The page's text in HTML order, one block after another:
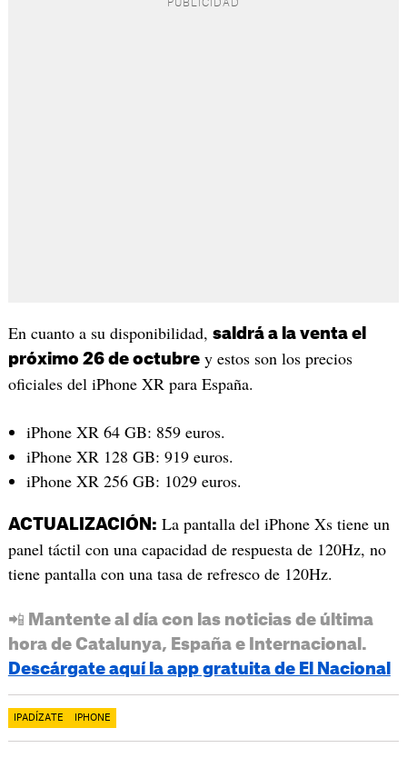
En cuanto a su disponibilidad, saldrá a la venta el
próximo 26 de octubrey estos son los precios
oficiales del iPhone XR para España.
iPhone XR 64 GB: 859 euros.
iPhone XR 128 GB: 919 euros.
iPhone XR 256 GB: 1029 euros.
ACTUALIZACIÓN: La pantalla del iPhone Xs tiene un
panel táctil con una capacidad de respuesta de 120Hz, no
tiene pantalla con una tasa de refresco de 120Hz.
📲 Mantente al día con las noticias de última
hora de Catalunya, España e Internacional.
Descárgate aquí la app gratuita de El Nacional
IPADÍZATE IPHONE